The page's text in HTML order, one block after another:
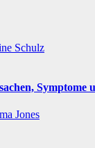
Schulz
Symptome
Jones